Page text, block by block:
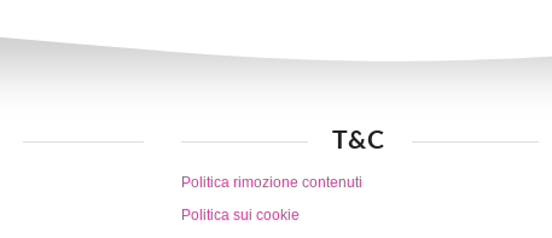
T&C
Politica rimozione contenuti
Politica sui cookie